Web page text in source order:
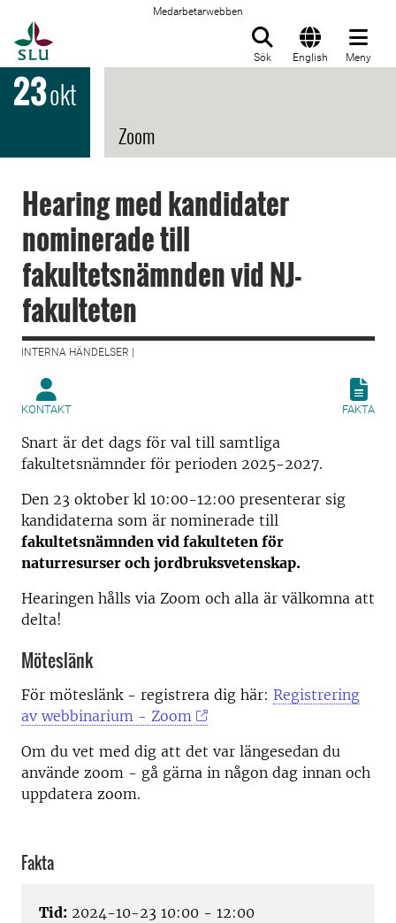
Medarbetarwebben
Sök English Meny
23okt
Zoom
Hearing med kandidater
nominerade till
fakultetsnämnden vid NJ-
fakulteten
INTERNA HÄNDELSER |
KONTAKT FAKTA
Snart är det dags för val till samtliga
fakultetsnämnder för perioden 2025-2027.
Den 23 oktober kl 10:00-12:00 presenterar sig
kandidaterna som är nominerade till
fakultetsnämnden vid fakulteten för
naturresurser och jordbruksvetenskap.
Hearingen hålls via Zoom och alla är välkomna att
delta!
Möteslänk
För möteslänk - registrera dig här: Registrering
av webbinarium - Zoom
Om du vet med dig att det var längesedan du
använde zoom - gå gärna in någon dag innan och
uppdatera zoom.
Fakta
Tid: 2024-10-23 10:00 - 12:00